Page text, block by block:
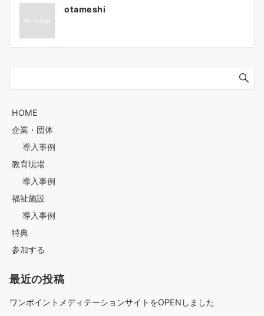
投
稿
ナ
ビ
ゲ
ー
シ
otameshi
HOME
企業・団体
導入事例
教育現場
導入事例
福祉施設
導入事例
特典
参加する
最近の投稿
ワンポイントメディテーションサイトをOPENしました